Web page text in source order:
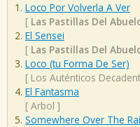
Loco Por Volverla A Ver
[ Las Pastillas Del
El Sensei
[ Las Pastillas Del
Loco (tu Forma De Ser)
[ Los Auténticos
El Fantasma
[ Arbol ]
Somewhere Over The